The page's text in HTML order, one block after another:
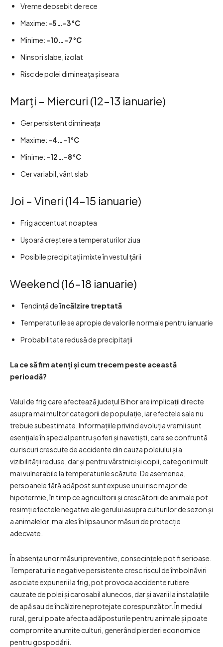
Vreme deosebit de rece
Maxime: -5…-3°C
Minime: -10…-7°C
Ninsori slabe, izolat
Risc de polei dimineața și seara
Marți – Miercuri (12–13 ianuarie)
Ger persistent dimineața
Maxime: -4…-1°C
Minime: -12…-8°C
Cer variabil, vânt slab
Joi – Vineri (14–15 ianuarie)
Frig accentuat noaptea
Ușoară creștere a temperaturilor ziua
Posibile precipitații mixte în vestul țării
Weekend (16–18 ianuarie)
Tendință deîncălzire treptată
Temperaturile se apropie de valorile normale pentru ianuarie
Probabilitate redusă de precipitații
La ce să fim atenți și cum trecem peste această
perioadă?
Valul de frig care afectează județul Bihor are implicații directe
asupra mai multor categorii de populație, iar efectele sale nu
trebuie subestimate. Informațiile privind evoluția vremii sunt
esențiale în special pentru șoferi și navetiști, care se confruntă
cu riscuri crescute de accidente din cauza poleiului și a
vizibilității reduse, dar și pentru vârstnici și copii, categorii mult
mai vulnerabile la temperaturile scăzute. De asemenea,
persoanele fără adăpost sunt expuse unui risc major de
hipotermie, în timp ce agricultorii și crescătorii de animale pot
resimți efectele negative ale gerului asupra culturilor de sezon și
a animalelor, mai ales în lipsa unor măsuri de protecție
adecvate.
În absența unor măsuri preventive, consecințele pot fi serioase.
Temperaturile negative persistente cresc riscul de îmbolnăviri
asociate expunerii la frig, pot provoca accidente rutiere
cauzate de polei și carosabil alunecos, dar și avarii la instalațiile
de apă sau de încălzire neprotejate corespunzător. În mediul
rural, gerul poate afecta adăposturile pentru animale și poate
compromite anumite culturi, generând pierderi economice
pentru gospodării.